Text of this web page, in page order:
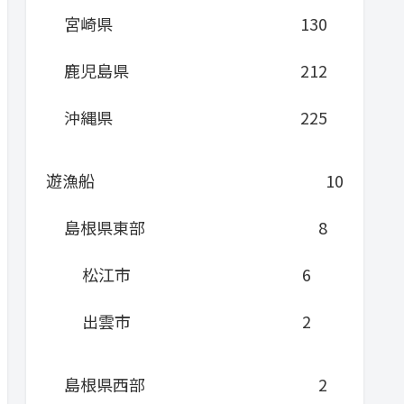
宮崎県
130
鹿児島県
212
沖縄県
225
遊漁船
10
島根県東部
8
松江市
6
出雲市
2
島根県西部 2